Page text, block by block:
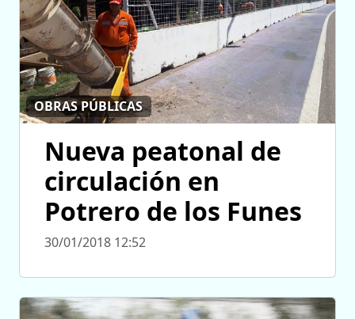
OBRAS PÚBLICAS
Nueva peatonal de
circulación en
Potrero de los Funes
30/01/2018 12:52